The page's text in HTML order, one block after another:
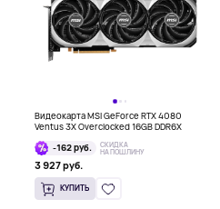
Видеокарта MSI GeForce RTX 4080
Ventus 3X Overclocked 16GB DDR6X
-162 руб.
СКИДКА
НА ПОШЛИНУ
3 927 руб.
КУПИТЬ